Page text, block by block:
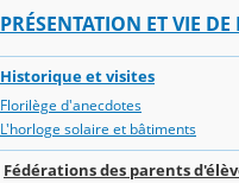
PRÉSENTATION ET VIE DE
Historique et visites
Florilège d'anecdotes
L'horloge solaire et bâtiments
Fédérations des parents